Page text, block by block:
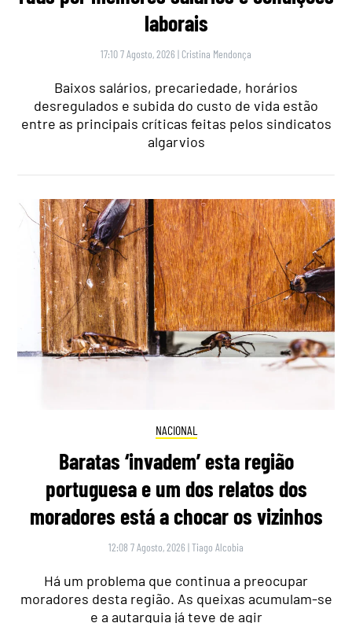
laborais
17:10 7 Agosto, 2026 | Cristina Mendonça
Baixos salários, precariedade, horários
desregulados e subida do custo de vida estão
entre as principais críticas feitas pelos sindicatos
algarvios
NACIONAL
Baratas ‘invadem’ esta região
portuguesa e um dos relatos dos
moradores está a chocar os vizinhos
12:08 7 Agosto, 2026 |Tiago Alcobia
Há um problema que continua a preocupar
moradores desta região. As queixas acumulam-se
e a autarquia já teve de agir